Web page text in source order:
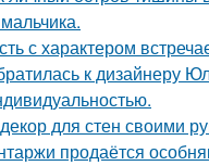
с характером
к дизайнеру
для стен своими
продаётся